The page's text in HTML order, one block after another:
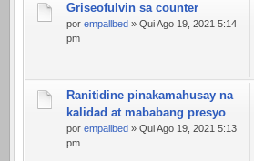
Griseofulvin sa counter
por empallbed » Qui Ago 19, 2021 5:14
pm
Ranitidine pinakamahusay na
kalidad at mababang presyo
por empallbed » Qui Ago 19, 2021 5:13
pm